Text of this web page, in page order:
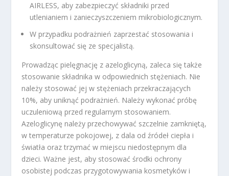
AIRLESS, aby zabezpieczyć składniki przed
utlenianiem i zanieczyszczeniem mikrobiologicznym.
W przypadku podrażnień zaprzestać stosowania i
skonsultować się ze specjalistą.
Prowadząc pielęgnację z azeloglicyną, zaleca się także
stosowanie składnika w odpowiednich stężeniach. Nie
należy stosować jej w stężeniach przekraczających
10%, aby uniknąć podrażnień. Należy wykonać próbę
uczuleniową przed regularnym stosowaniem.
Azeloglicynę należy przechowywać szczelnie zamkniętą,
w temperaturze pokojowej, z dala od źródeł ciepła i
światła oraz trzymać w miejscu niedostępnym dla
dzieci. Ważne jest, aby stosować środki ochrony
osobistej podczas przygotowywania kosmetyków i